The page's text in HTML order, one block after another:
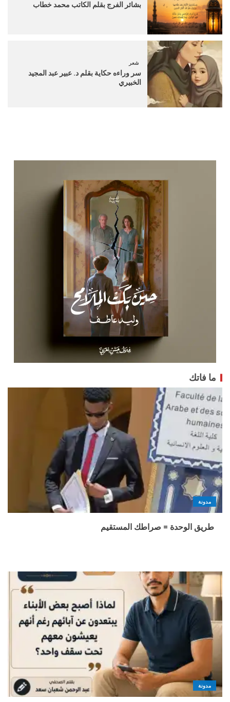
بشائر الفرج بقلم الكاتب محمد خطاب
شعر
سر وراءه حكاية بقلم د. عبير عبد المجيد
الخبيري
ما فاتك
مدونة
طريق الوحدة = صراطك المستقيم
مدونة